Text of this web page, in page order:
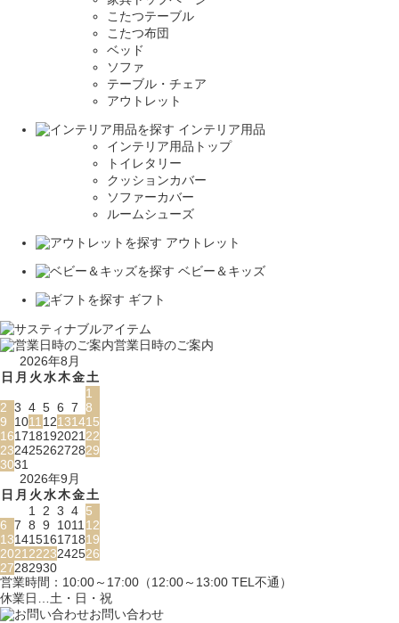
こたつテーブル
こたつ布団
ベッド
ソファ
テーブル・チェア
アウトレット
インテリア用品
インテリア用品トップ
トイレタリー
クッションカバー
ソファーカバー
ルームシューズ
アウトレット
ベビー＆キッズ
ギフト
営業日時のご案内
2026年8月
日 月 火水木金土
1
2 3 4 5 6 7 8
9
101112131415
16171819202122
23242526272829
3031
2026年9月
日 月 火水木金土
1 2 3 4 5
6 7 8 9 101112
13141516171819
20212223242526
27282930
営業時間：10:00～17:00（12:00～13:00 TEL不通）
休業日…土・日・祝
お問い合わせ